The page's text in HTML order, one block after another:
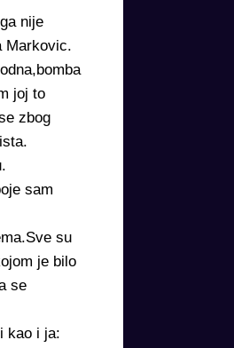
nije
Markovic.
joj to
zbog
sam
su
je bilo
se
kao i ja: